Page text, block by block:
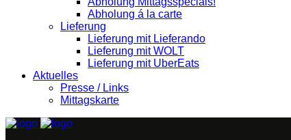
Abholung á la carte
Lieferung
Lieferung mit Lieferando
Lieferung mit WOLT
Lieferung mit UberEats
Aktuelles
Presse / Links
Mittagskarte